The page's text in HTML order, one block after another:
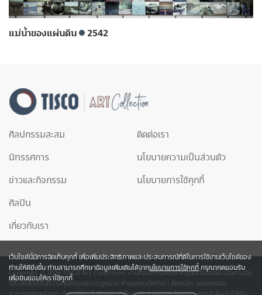
แม่น้ำของแผ่นดิน 2542
ศิลปกรรมสะสม
นิทรรศการ
ข่าวและกิจกรรม
ศิลปิน
เกี่ยวกับเรา
ติดต่อเรา
นโยบายความเป็นส่วนตัว
นโยบายการใช้คุกกี้
Copyright © 2026 TISCO Art Collection. งานศิลปกรรมที่ปรากฎบนเว็บไซต์นี้ เป็นงานอัน
มีลิขสิทธิ์ได้รับความคุ้มครองตามกฎหมาย ห้ามบุคคลใดทำซ้ำ ดัดแปลง เผยแพร่ต่อ
เว็บไซต์นี้มีการจัดเก็บคุกกี้ เพื่อเพิ่มประสิทธิภาพและประสบการณ์ที่ดีในการใช้งานเว็บไซต์ของ
ท่านให้ดียิ่งขึ้น ท่านสามารถศึกษาข้อมูลเพิ่มเติมได้จากนโยบายการใช้คุกกี้ กรุณากดยอมรับ
เพื่อยินยอมให้เราใช้คุกกี้